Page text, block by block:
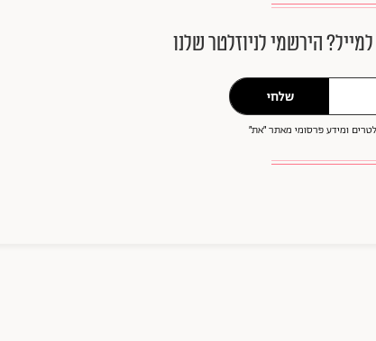
הירשמי לניוזלטר שלנו
שלחי
ומידע פרסומי מאתר ״את״